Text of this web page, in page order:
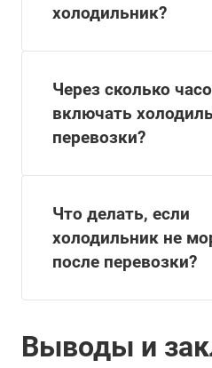
холодильник?
Через сколько
включать
перевозки?
Что делать, если
холодильник не
после перевозки?
Выводы и